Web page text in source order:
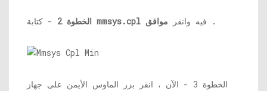
الخطوة 2 mmsys.cpl فيه وانقر موافق .
الخطوة 3 - الآن ، انقر بزر الماوس الأيمن على جهاز